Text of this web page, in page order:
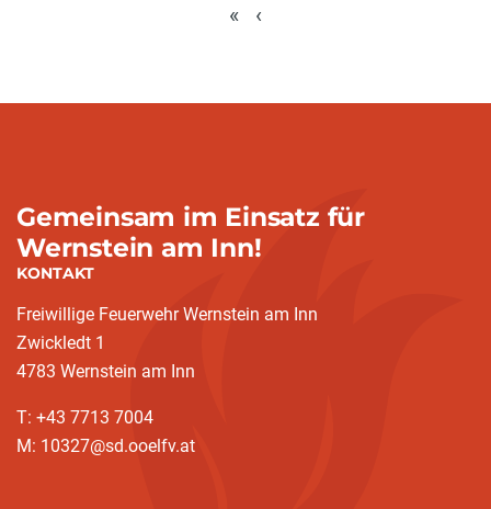
« ‹
Gemeinsam im Einsatz für
Wernstein am Inn!
KONTAKT
Freiwillige Feuerwehr Wernstein am Inn
Zwickledt 1
4783 Wernstein am Inn
T: +43 7713 7004
M: 10327@sd.ooelfv.at